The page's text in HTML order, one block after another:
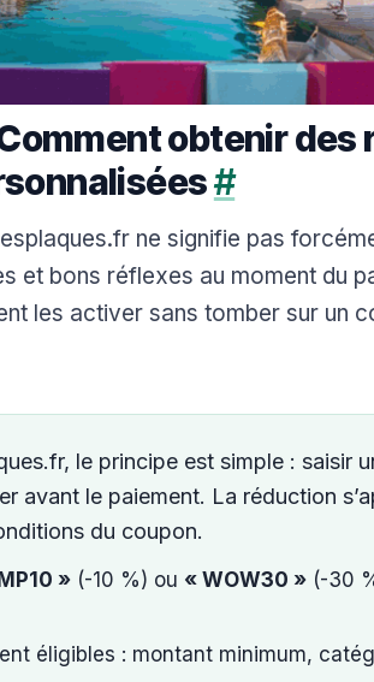
obtenir des
#
ne signifie pas
et bons réflexes au moment du
les activer sans tomber sur un
le principe est simple : saisir
avant le paiement. La réduction
du coupon.
» (-10 %) ou « WOW30 » (-30
éligibles : montant minimum,